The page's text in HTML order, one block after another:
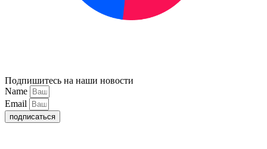
Подпишитесь на наши новости
Name
Email
подписаться